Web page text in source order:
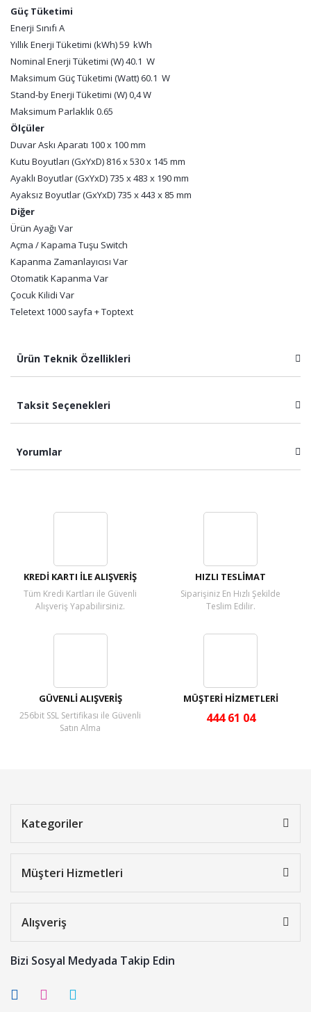
Güç Tüketimi
Enerji Sınıfı A
Yıllık Enerji Tüketimi (kWh) 59 kWh
Nominal Enerji Tüketimi (W) 40.1 W
Maksimum Güç Tüketimi (Watt) 60.1 W
Stand-by Enerji Tüketimi (W) 0,4 W
Maksimum Parlaklık 0.65
Ölçüler
Duvar Askı Aparatı 100 x 100 mm
Kutu Boyutları (GxYxD) 816 x 530 x 145 mm
Ayaklı Boyutlar (GxYxD) 735 x 483 x 190 mm
Ayaksız Boyutlar (GxYxD) 735 x 443 x 85 mm
Diğer
Ürün Ayağı Var
Açma / Kapama Tuşu Switch
Kapanma Zamanlayıcısı Var
Otomatik Kapanma Var
Çocuk Kilidi Var
Teletext 1000 sayfa + Toptext
Ürün Teknik Özellikleri
Taksit Seçenekleri
Yorumlar
KREDİ KARTI İLE ALIŞVERİŞ
Tüm Kredi Kartları ile Güvenli
Alışveriş Yapabilirsiniz.
HIZLI TESLİMAT
Siparişiniz En Hızlı Şekilde
Teslim Edilir.
GÜVENLİ ALIŞVERİŞ
256bit SSL Sertifikası ile Güvenli
Satın Alma
MÜŞTERİ HİZMETLERİ
444 61 04
Kategoriler
Müşteri Hizmetleri
Alışveriş
Bizi Sosyal Medyada Takip Edin